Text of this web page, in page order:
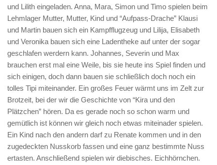
und Lilith eingeladen. Anna, Mara, Simon und Timo spielen beim
Lehmlager Mutter, Mutter, Kind und “Aufpass-Drache” Klausi
und Martin bauen sich ein Kampfflugzeug und Lilija, Elisabeth
und Veronika bauen sich eine Ladentheke auf unter der sogar
geschlafen werdern kann. Johannes, Severin und Max
brauchen erst mal eine Weile, bis sie heute ins Spiel finden und
sich einigen, doch dann bauen sie schließlich doch noch ein
tolles Tipi miteinander. Ein großes Feuer wärmt uns im Zelt zur
Brotzeit, bei der wir die Geschichte von “Kira und den
Plätzchen” hören. Da es gerade noch so schon warm und
gemütlich ist können wir gleich noch etwas miteinader spielen.
Ein Kind nach den andern darf zu Renate kommen und in den
zugedeckten Nusskorb fassen und eine ganz bestimmte Nuss
ertasten. Anschließend spielen wir diebisches. Eichhörnchen.